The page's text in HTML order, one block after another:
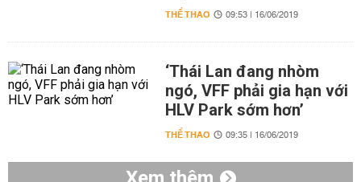
THỂ THAO 09:53 | 16/06/2019
‘Thái Lan đang nhòm
ngó, VFF phải gia hạn với
HLV Park sớm hơn’
THỂ THAO 09:35 | 16/06/2019